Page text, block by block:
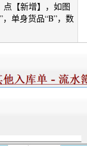
点【新增】，如图
，单身货品“B”，数